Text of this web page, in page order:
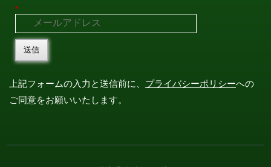
*
送信
上記フォームの入力と送信前に、 プライバシーポリシーへの
ご同意をお願いいたします。